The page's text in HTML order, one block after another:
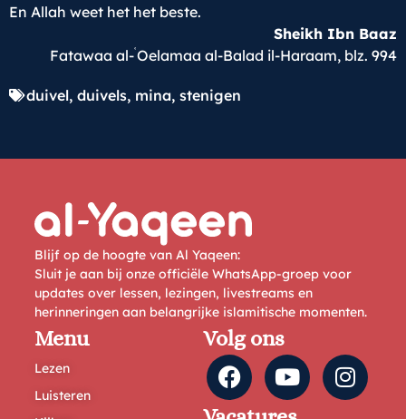
En Allah weet het het beste.
Sheikh Ibn Baaz
Fatawaa al-ʿOelamaa al-Balad il-Haraam, blz. 994
duivel, duivels, mina, stenigen
Blijf op de hoogte van Al Yaqeen:
Sluit je aan bij onze officiële WhatsApp-groep voor
updates over lessen, lezingen, livestreams en
herinneringen aan belangrijke islamitische momenten.
Menu
Lezen
Luisteren
Volg ons